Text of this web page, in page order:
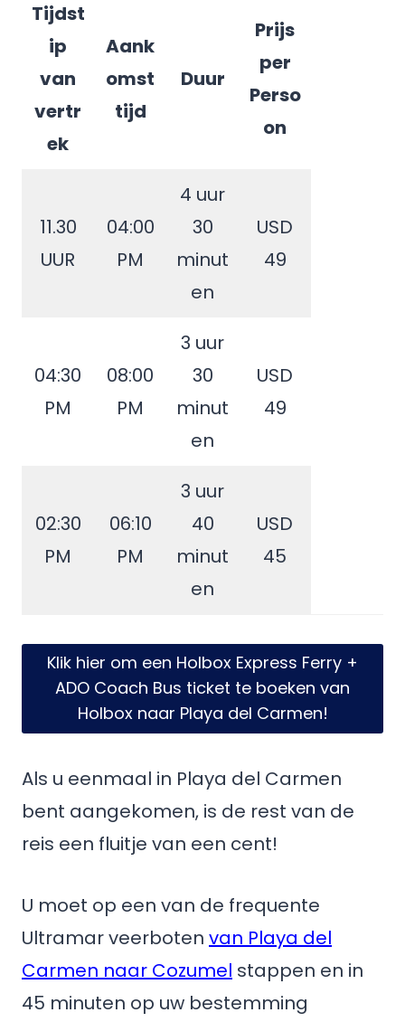
Tijdst
ip
van
vertr
ek
Aank
omst
tijd
Duur
Prijs
per
Perso
on
11.30
UUR
04:00
PM
4 uur
30
minut
en
USD
49
04:30
PM
08:00
PM
3 uur
30
minut
en
USD
49
02:30
PM
06:10
PM
3 uur
40
minut
en
USD
45
Klik hier om een Holbox Express Ferry +
ADO Coach Bus ticket te boeken van
Holbox naar Playa del Carmen!
Als u eenmaal in Playa del Carmen
bent aangekomen, is de rest van de
reis een fluitje van een cent!
U moet op een van de frequente
Ultramar veerboten van Playa del
Carmen naar Cozumel stappen en in
45 minuten op uw bestemming